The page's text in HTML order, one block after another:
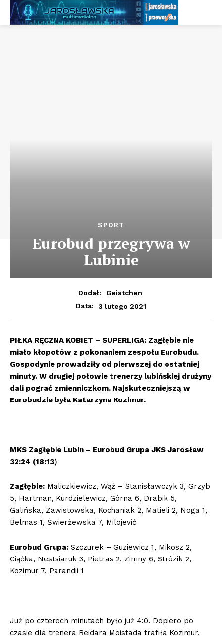
SPORT
Eurobud przegrywa w
Lubinie
Dodał:
Geistchen
Data:
3 lutego 2021
PIŁKA RĘCZNA KOBIET – SUPERLIGA: Zagłębie nie
miało kłopotów z pokonaniem zespołu Eurobudu.
Gospodynie prowadziły od pierwszej do ostatniej
minuty. W drugiej połowie trenerzy lubińskiej drużyny
dali pograć zmienniczkom. Najskuteczniejszą w
Eurobudzie była Katarzyna Kozimur.
MKS Zagłębie Lubin – Eurobud Grupa JKS Jarosław
32:24 (18:13)
Zagłębie: Maliczkiewicz, Wąż – Stanisławczyk 3, Grzyb
5, Hartman, Kurdzielewicz, Górna 6, Drabik 5,
Galińska, Zawistowska, Kochaniak 2, Matieli 2, Noga 1,
Belmas 1, Świerżewska 7, Milojević
Eurobud Grupa: Szczurek – Guziewicz 1, Mikosz 2,
Ciąćka, Nestsiaruk 3, Pietras 2, Zimny 6, Strózik 2,
Kozimur 7, Parandii 1
Już po czterech minutach było już 4:0. Dopiero po
czasie dla trenera Reidara Moistada trafiła Kozimur,